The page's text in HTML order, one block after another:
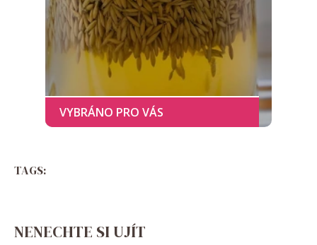
TAGS:
NENECHTE SI UJÍT